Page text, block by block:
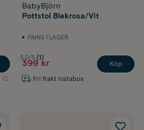
BabyBjörn
Pottstol Blekrosa/Vit
FINNS I LAGER
5.0/5 (1)
399 kr
Fri frakt Instabox
Köp